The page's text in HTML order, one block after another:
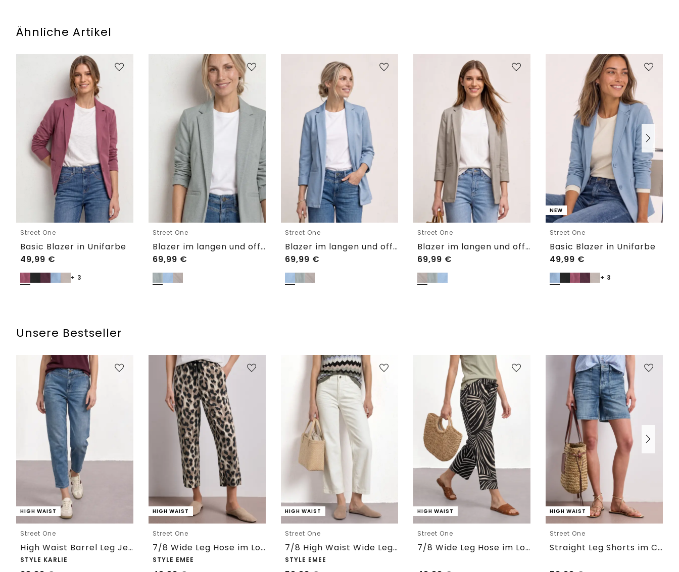
Ähnliche Artikel
Street One
Basic Blazer in Unifarbe
49,99 €
+ 3
Street One
Blazer im langen und offenen Schnitt
69,99 €
Street One
Blazer im langen und offenen Schnitt
69,99 €
Street One
Blazer im langen und offenen Schnitt
69,99 €
NEW
Street One
Basic Blazer in Unifarbe
49,99 €
+ 3
Unsere Bestseller
HIGH WAIST
Street One
High Waist Barrel Leg Jeans im Loose Fit
STYLE KARLIE
HIGH WAIST
Street One
7/8 Wide Leg Hose im Loose Fit mit Print
STYLE EMEE
HIGH WAIST
Street One
7/8 High Waist Wide Leg Jeans im Loose Fit
STYLE EMEE
HIGH WAIST
Street One
7/8 Wide Leg Hose im Loose Fit
HIGH WAIST
Street One
Straight Leg Shorts im Casual Fit